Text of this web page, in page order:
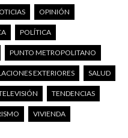
OPINIÓN
POLÍTICA
PUNTO METROPOLITANO
EXTERIORES SALUD
TENDENCIAS
VIVIENDA